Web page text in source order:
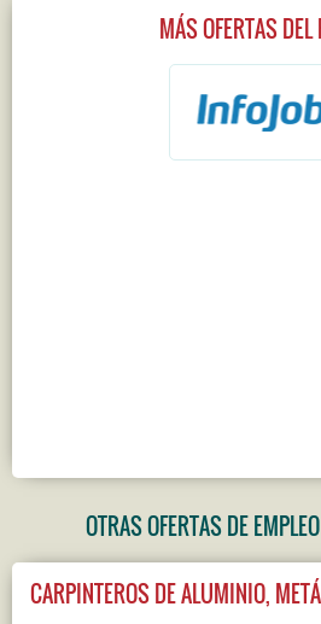
MÁS OFERTAS DEL
OTRAS OFERTAS DE
CARPINTEROS DE ALUMINIO,